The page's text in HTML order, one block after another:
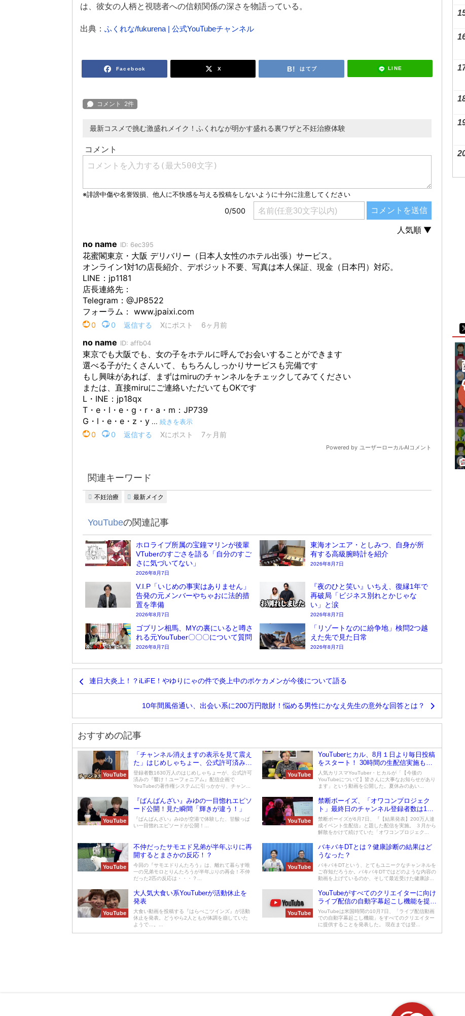
は、彼女の人柄と視聴者への信頼関係の深さを物語っている。
出典： ふくれな/fukurena | 公式YouTubeチャンネル
Facebook X はてブ LINE
最新コスメで挑む激盛れメイク！ふくれなが明かす盛れる裏ワザと不妊治療体験
関連キーワード
不妊治療 最新メイク
YouTubeの関連記事
ホロライブ所属の宝鐘マリンが後輩
VTuberのすごさを語る「自分のすご
さに気づいてない」
2026年8月7日
東海オンエア・としみつ、自身が所
有する高級腕時計を紹介
2026年8月7日
V.I.P「いじめの事実はありません」
告発の元メンバーやちゃおに法的措
置を準備
2026年8月7日
『夜のひと笑い』いちえ、復縁1年で
再破局「ビジネス別れとかじゃな
い」と涙
2026年8月7日
ゴブリン相馬、MYの裏にいると噂さ
れる元YouTuber〇〇〇について質問
2026年8月7日
「リゾートなのに紛争地」検問2つ越
えた先で見た日常
2026年8月7日
連日大炎上！？iLiFE！やゆりにゃの件で炎上中のポケカメンが今後について語る
10年間風俗通い、出会い系に200万円散財！悩める男性にかなえ先生の意外な回答とは？
おすすめの記事
YouTube
「チャンネル消えますの表示を見て震え
た」はじめしゃちょー、公式許可済み企
画でまさかの削除危機
登録者数1630万人のはじめしゃちょーが、公式許可
済みの『響け！ユーフォニアム』配信企画で
YouTubeの著作権システムに引っかかり、チャン...
YouTube
YouTuberヒカル、8月１日より毎日投稿
をスタート！ 30時間の生配信実施も発
表
人気カリスマYouTuber・ヒカルが「【今後の
YouTubeについて】皆さんに大事なお知らせがあり
ます」という動画を公開した。夏休みのあい...
YouTube
『ばんばんざい』みゆの一目惚れエピソ
ード公開！見た瞬間「輝きが違う！」
『ばんばんざい』みゆが空港で体験した、甘酸っぱ
い一目惚れエピソードが公開！...
YouTube
禁断ボーイズ、「オワコンプロジェク
ト」最終日のチャンネル登録者数は179
万8000人と発表 公約どおり解散か？
禁断ボーイズが6月7日、『【結果発表】200万人達
成イベント生配信』と題した配信を実施。 ３月から
解散をかけて続けていた「オワコンプロジェク...
YouTube
不仲だったサモエド兄弟が半年ぶりに再
開するとまさかの反応！？
今回の『サモエドりんたろう』は、離れて暮らす唯
一の兄弟モロとりんたろうが半年ぶりの再会！不仲
だった2匹の反応は・・・？...
YouTube
バキバキDTとは？健康診断の結果はど
うなった？
バキバキDTという、とてもユニークなチャンネルを
ご存知だろうか。バキバキDTではどのような内容の
動画を上げているのか、そして最近受けた健康診...
YouTube
大人気大食い系YouTuberが活動休止を
発表
大食い動画を投稿する『はらぺこツインズ』が活動
休止を発表。どうやら2人ともが体調を崩していた
ようで…。...
YouTube
YouTubeがすべてのクリエイターに向け
ライブ配信の自動字幕起こし機能を提供
へ
YouTubeは米国時間の10月7日、「ライブ配信動画
での自動字幕起こし機能」をすべてのクリエイター
に提供することを発表した。 現在までは登...